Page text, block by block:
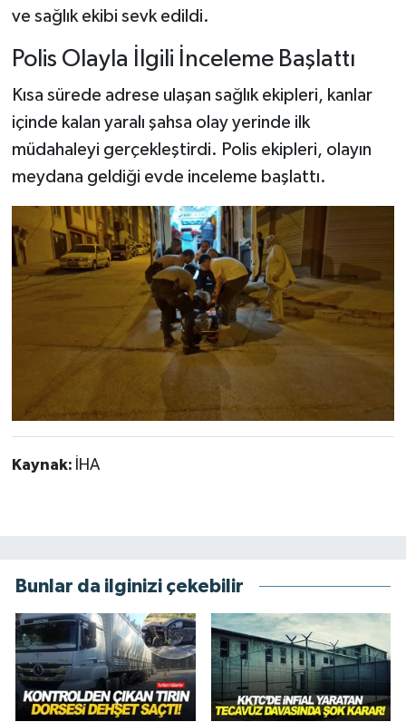
ve sağlık ekibi sevk edildi.
Polis Olayla İlgili İnceleme Başlattı
Kısa sürede adrese ulaşan sağlık ekipleri, kanlar
içinde kalan yaralı şahsa olay yerinde ilk
müdahaleyi gerçekleştirdi. Polis ekipleri, olayın
meydana geldiği evde inceleme başlattı.
Kaynak: İHA
Bunlar da ilginizi çekebilir